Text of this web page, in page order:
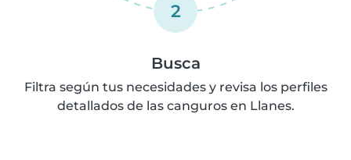
2
Busca
Filtra según tus necesidades y revisa los perfiles
detallados de las canguros en Llanes.